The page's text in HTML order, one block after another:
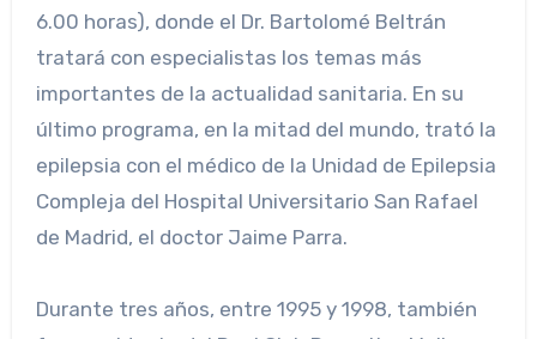
6.00 horas), donde el Dr. Bartolomé Beltrán
tratará con especialistas los temas más
importantes de la actualidad sanitaria. En su
último programa, en la mitad del mundo, trató la
epilepsia con el médico de la Unidad de Epilepsia
Compleja del Hospital Universitario San Rafael
de Madrid, el doctor Jaime Parra.
Durante tres años, entre 1995 y 1998, también